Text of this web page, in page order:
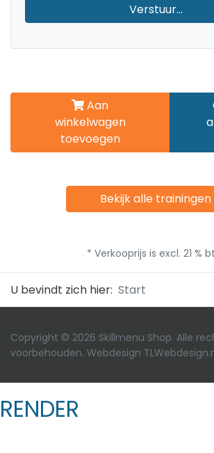
Verstuur...
Aan
winkelwagen
toevoegen
Bekijk alle trainingen
* Verkooprijs is excl. 21 %
U bevindt zich hier: Start
Copyright © 2026 Skillmenu Shop. Alle
voorbehouden. Webdesign
RENDER